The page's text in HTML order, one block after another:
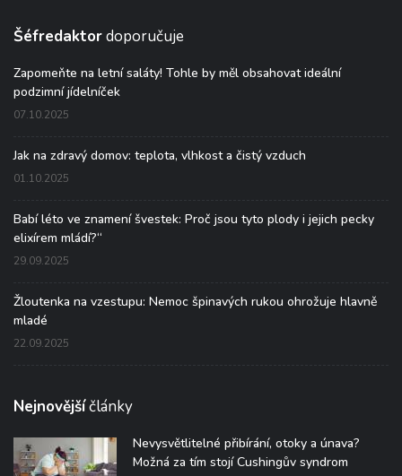
Šéfredaktordoporučuje
Zapomeňte na letní saláty! Tohle by měl obsahovat ideální
podzimní jídelníček
07.10.2025
Jak na zdravý domov: teplota, vlhkost a čistý vzduch
01.10.2025
Babí léto ve znamení švestek: Proč jsou tyto plody i jejich pecky
elixírem mládí?“
29.09.2025
Žloutenka na vzestupu: Nemoc špinavých rukou ohrožuje hlavně
mladé
22.09.2025
Nejnovějšíčlánky
Nevysvětlitelné přibírání, otoky a únava?
Možná za tím stojí Cushingův syndrom